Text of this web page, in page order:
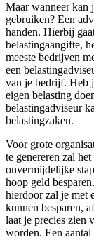
Maar wanneer kan
gebruiken? Een
handen. Hierbij
belastingaangifte,
meeste bedrijven
een
van je bedrijf. Heb
eigen belasting
belastingadviseur
belastingzaken.
Voor grote
te genereren zal
onvermijdelijke
hoop geld
hierdoor zal je met
kunnen besparen,
laat je precies zien
worden. Een